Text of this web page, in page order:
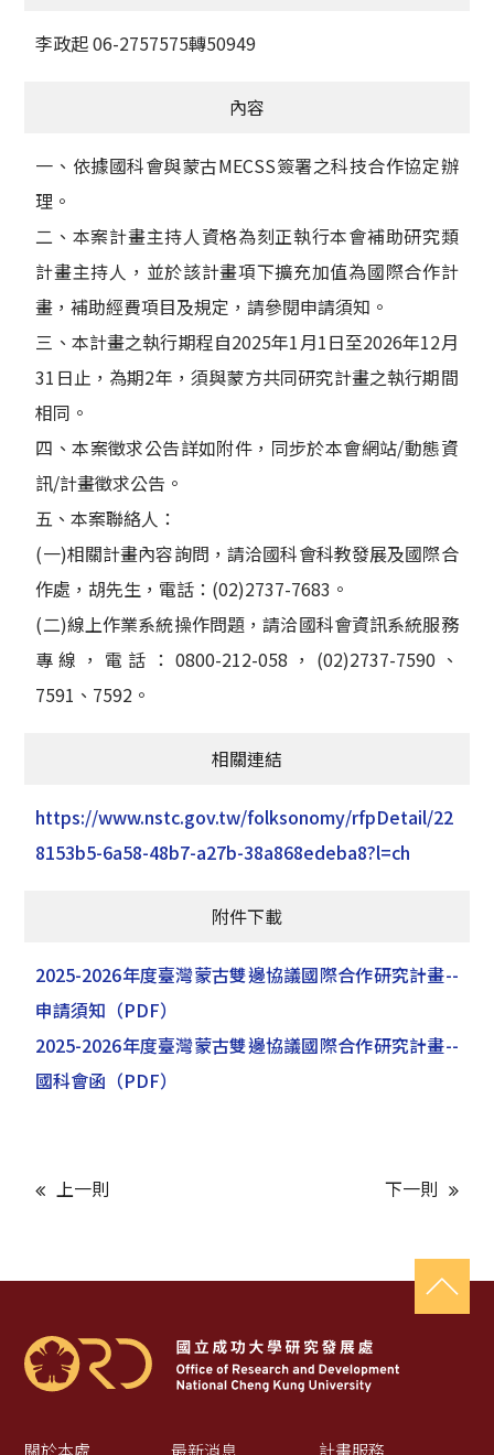
李政起 06-2757575轉50949
內容
一、依據國科會與蒙古MECSS簽署之科技合作協定辦
理。
二、本案計畫主持人資格為刻正執行本會補助研究類
計畫主持人，並於該計畫項下擴充加值為國際合作計
畫，補助經費項目及規定，請參閱申請須知。
三、本計畫之執行期程自2025年1月1日至2026年12月
31日止，為期2年，須與蒙方共同研究計畫之執行期間
相同。
四、本案徵求公告詳如附件，同步於本會網站/動態資
訊/計畫徵求公告。
五、本案聯絡人：
(一)相關計畫內容詢問，請洽國科會科教發展及國際合
作處，胡先生，電話：(02)2737-7683。
(二)線上作業系統操作問題，請洽國科會資訊系統服務
專線，電話：0800-212-058，(02)2737-7590、
7591、7592。
相關連結
https://www.nstc.gov.tw/folksonomy/rfpDetail/22
8153b5-6a58-48b7-a27b-38a868edeba8?l=ch
附件下載
2025-2026年度臺灣蒙古雙邊協議國際合作研究計畫--
申請須知 （PDF）
2025-2026年度臺灣蒙古雙邊協議國際合作研究計畫--
國科會函 （PDF）
上一則 下一則
關於本處 最新消息 計畫服務